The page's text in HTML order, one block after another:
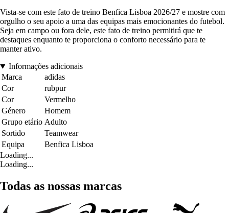
Vista-se com este fato de treino Benfica Lisboa 2026/27 e mostre com
orgulho o seu apoio a uma das equipas mais emocionantes do futebol.
Seja em campo ou fora dele, este fato de treino permitirá que te
destaques enquanto te proporciona o conforto necessário para te
manter ativo.
Informações adicionais
Marca
adidas
Cor
rubpur
Cor
Vermelho
Género
Homem
Grupo etário Adulto
Sortido
Teamwear
Equipa
Benfica Lisboa
Loading...
Loading...
Todas as nossas marcas